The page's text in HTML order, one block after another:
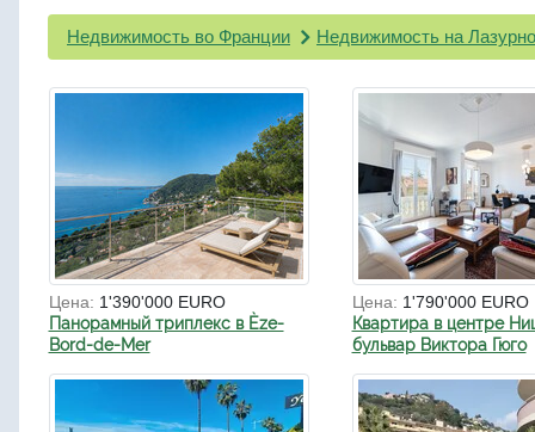
Недвижимость во Франции Недвижимость на
Цена: 1'390'000 EURO
Панорамный триплекс в Èze-
Bord-de-Mer
Цена: 1'790'000 EURO
Квартира в центре
бульвар Виктора Гюго